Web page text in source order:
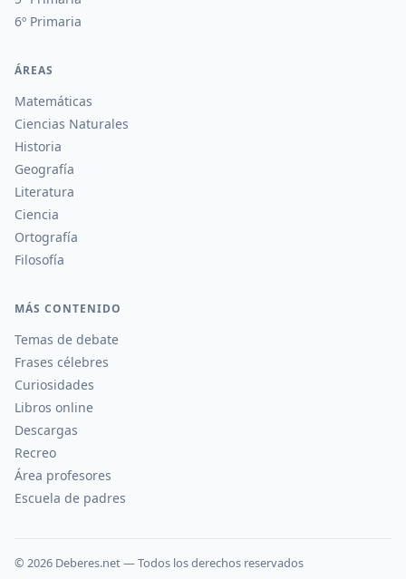
6º Primaria
ÁREAS
Matemáticas
Ciencias Naturales
Historia
Geografía
Literatura
Ciencia
Ortografía
Filosofía
MÁS CONTENIDO
Temas de debate
Frases célebres
Curiosidades
Libros online
Descargas
Recreo
Área profesores
Escuela de padres
© 2026 Deberes.net — Todos los derechos reservados